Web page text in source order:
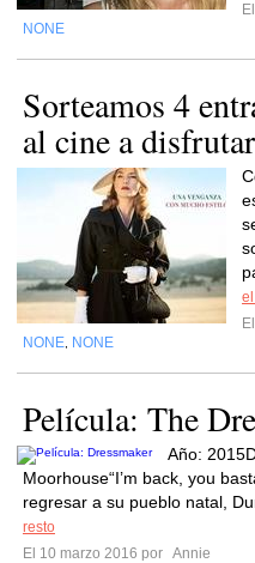
NONE
Sorteamos 4
al cine a
NONE NONE
Película: The
Año:
Moorhouse“I’m back, you
regresar a su pueblo natal,
resto
El 10 marzo 2016 por Annie